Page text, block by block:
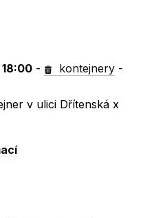
18:00 - kontejnery -
v ulici Dřítenská x